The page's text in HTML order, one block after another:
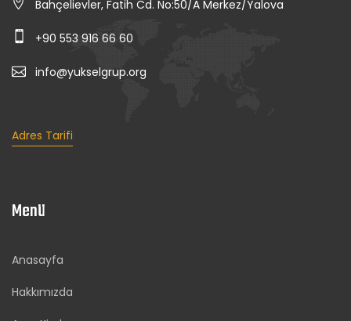
Bahçelievler, Fatih Cd. No:50/A Merkez/Yalova
+90 553 916 66 60
info@yukselgrup.org
Adres Tarifi
Menü
Anasayfa
Hakkımızda